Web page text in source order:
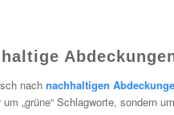
nach nachhaltigen
um „grüne“ Schlagworte, sondern